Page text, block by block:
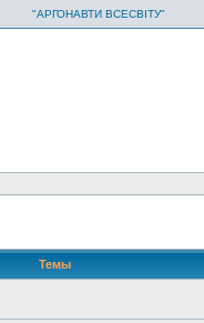
"АРГОНАВТИ ВСЕСВІТУ"
Темы